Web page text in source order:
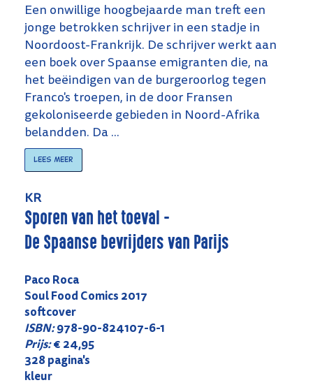
Een onwillige hoogbejaarde man treft een
jonge betrokken schrijver in een stadje in
Noordoost-Frankrijk. De schrijver werkt aan
een boek over Spaanse emigranten die, na
het beëindigen van de burgeroorlog tegen
Franco's troepen, in de door Fransen
gekoloniseerde gebieden in Noord-Afrika
belandden. Da ...
Lees meer
KR
Sporen van het toeval -
De Spaanse bevrijders van Parijs
Paco Roca
Soul Food Comics 2017
softcover
ISBN:978-90-824107-6-1
Prijs:€ 24,95
328 pagina's
kleur